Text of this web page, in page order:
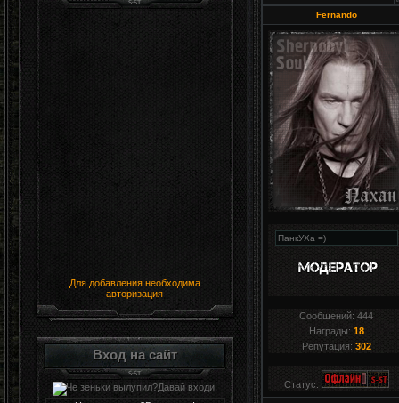
Для добавления необходима
авторизация
Вход на сайт
Fernando
Сообщений:444
Награды: 18
Репутация: 302
Статус: